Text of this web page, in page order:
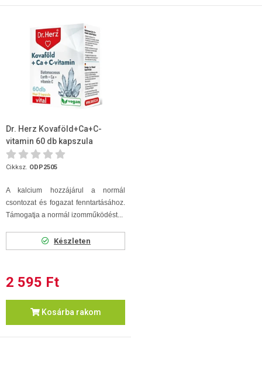
Dr. Herz Kovaföld+Ca+C-
vitamin 60 db kapszula
Cikksz. ODP2505
A kalcium hozzájárul a normál
csontozat és fogazat fenntartásához.
Támogatja a normál izomműködést...
Készleten
2 595 Ft
Kosárba rakom